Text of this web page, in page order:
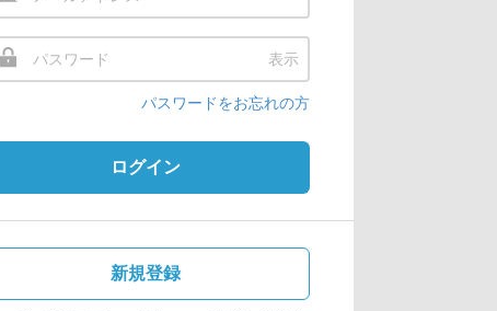
表示
パスワードをお忘れの方
ログイン
新規登録